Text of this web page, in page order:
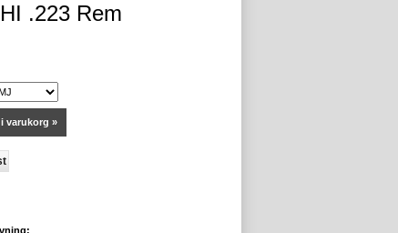
.223 Rem
varukorg »